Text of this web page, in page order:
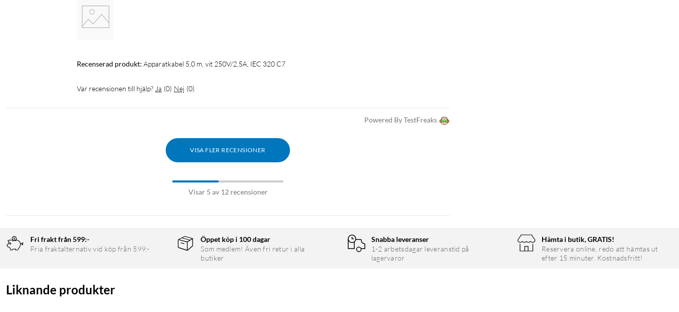
Recenserad produkt: Apparatkabel 5,0 m, vit 250V/2,5A, IEC 320 C7
Var recensionen till hjälp? Ja (0) Nej (0)
Powered By TestFreaks
VISA FLER RECENSIONER
Visar 5 av 12 recensioner
Fri frakt från 599:-
Fria fraktalternativ vid köp från 599:-
Öppet köp i 100 dagar
Som medlem! Även fri retur i alla
butiker
Snabba leveranser
1-2 arbetsdagar leveranstid på
lagervaror
Hämta i butik, GRATIS!
Reservera online, redo att hämtas ut
efter 15 minuter. Kostnadsfritt!
Liknande produkter